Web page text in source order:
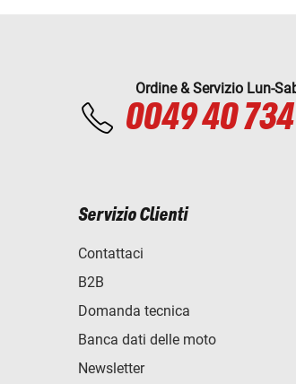
Ordine & Servizio Lun-
0049 40
Servizio Clienti
Contattaci
B2B
Domanda tecnica
Banca dati delle moto
Newsletter